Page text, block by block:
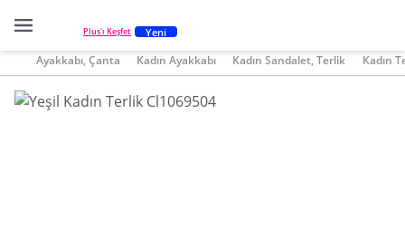
Plus'ı Keşfet Yeni
Ayakkabı, Çanta Kadın Ayakkabı Kadın Sandalet, Terlik Kadın